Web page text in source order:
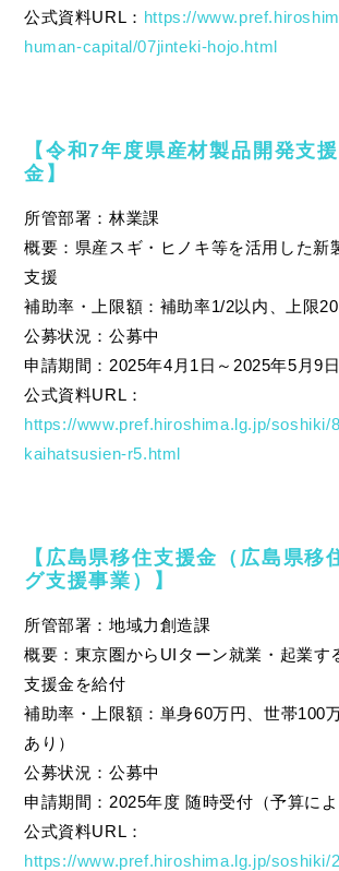
公式資料URL： https://
human-capital/07jinteki-hojo.html
【令和7年度県産材製品開発支
金】
所管部署：林業課
概要：県産スギ・ヒノキ等を活用した新
支援
補助率・上限額：補助率1/2以内、上限
公募状況：公募中
申請期間：2025年4月1日～2025年5月9日
公式資料URL：
https://www.pref.hiroshima.lg.jp/soshiki/
kaihatsusien-r5.html
【広島県移住支援金（広島県移
グ支援事業）】
所管部署：地域力創造課
概要：東京圏からUIターン就業・起業す
支援金を給付
補助率・上限額：単身60万円、世帯100
あり）
公募状況：公募中
申請期間：2025年度 随時受付（予算によ
公式資料URL：
https://www.pref.hiroshima.lg.jp/soshiki/